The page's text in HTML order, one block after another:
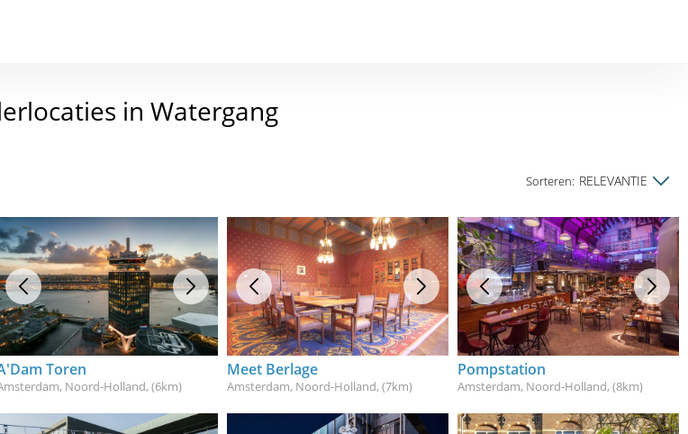
in Watergang
Sorteren: RELEVANTIE
Toren
Noord-Holland, (6km)
Meet Berlage
Amsterdam, Noord-Holland, (7km)
Pompstation
Amsterdam, Noord-Holland, (8km)